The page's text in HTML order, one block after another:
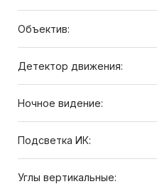
Объектив:
Детектор движения:
Ночное видение:
Подсветка ИК:
Углы вертикальные: